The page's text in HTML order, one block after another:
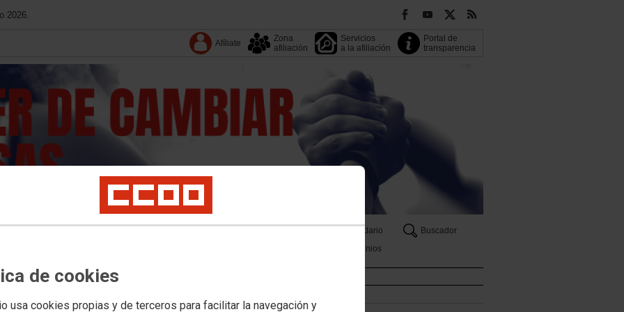
de cookies
usa cookies propias y de terceros para facilitar la navegación y
2026.
Afíliate
Zona
afiliación
Servicios
a la afiliación
Portal de
transparencia
Calendario
Buscador
Convenios
Formación Movilizaciones y concentraciones